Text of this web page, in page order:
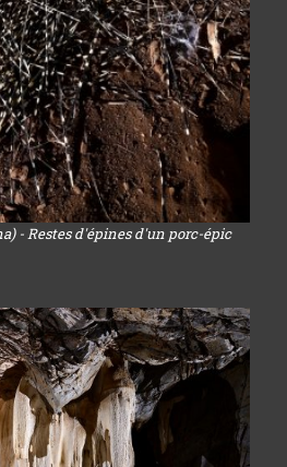
- Restes d'épines d'un porc-épic